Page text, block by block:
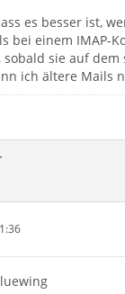
es besser ist,
bei einem IMAP-
sobald sie auf dem
ich ältere Mails